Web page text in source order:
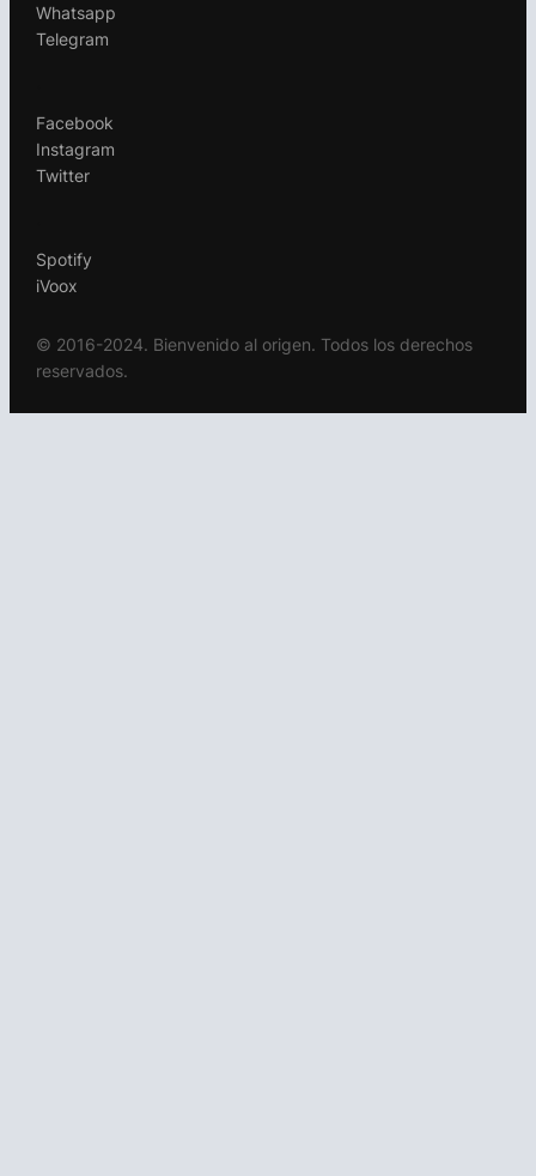
Whatsapp
Telegram
Facebook
Instagram
Twitter
Spotify
iVoox
© 2016-2024. Bienvenido al origen. Todos los derechos
reservados.